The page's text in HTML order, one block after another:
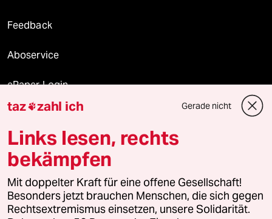
Feedback
Aboservice
ePaper Login
Downloads für Abonnierende
© 2026 taz Verlags und Vertriebs GmbH
Alle Rechte vorbehalten. Bei rechtlichen Fragen oder für Genehmigungen
wenden Sie sich bitte an
lizenzen@taz.de
taz zahl ich Gerade nicht
Links lesen, rechts
bekämpfen
Mit doppelter Kraft für eine offene Gesellschaft!
Besonders jetzt brauchen Menschen, die sich gegen
Rechtsextremismus einsetzen, unsere Solidarität.